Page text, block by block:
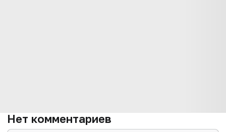
Нет комментариев